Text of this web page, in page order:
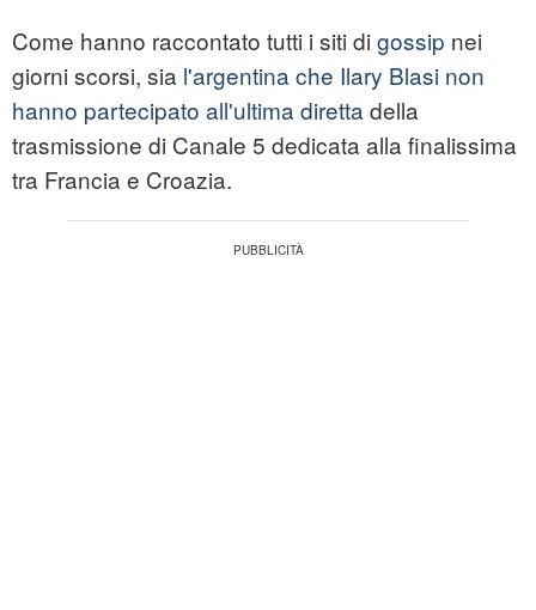
Come hanno raccontato tutti i siti di gossip nei
giorni scorsi, sia l'argentina che Ilary Blasi non
hanno partecipato all'ultima diretta della
trasmissione di Canale 5 dedicata alla finalissima
tra Francia e Croazia.